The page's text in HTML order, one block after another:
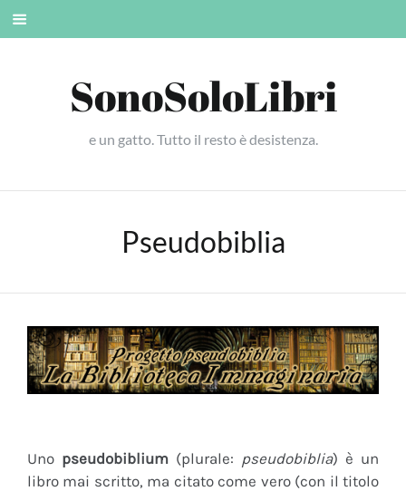
Skip
SonoSoloLibri
e un gatto. Tutto il resto è desistenza.
Pseudobiblia
Uno pseudobiblium (plurale: pseudobiblia) è un
libro mai scritto, ma citato come vero (con il titolo